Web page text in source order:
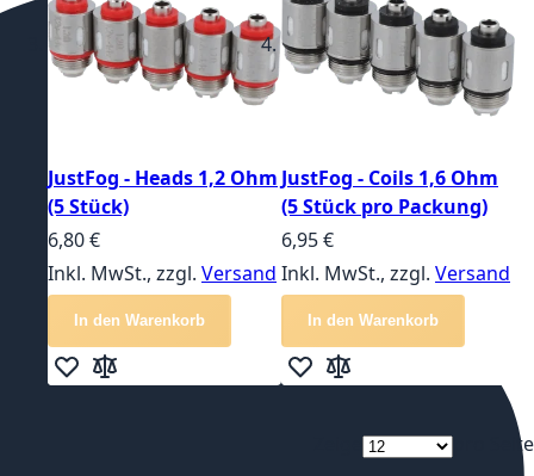
JustFog - Heads 1,2 Ohm
(5 Stück)
6,80 €
Inkl. MwSt., zzgl. Versand
In den Warenkorb
Zur Wunschliste hinzufügen
Zur Vergleichsliste hinzufügen
JustFog - Coils 1,6 Ohm
(5 Stück pro Packung)
6,95 €
Inkl. MwSt., zzgl. Versand
In den Warenkorb
Zur Wunschliste hinzufügen
Zur Vergleichsliste
pro Seite